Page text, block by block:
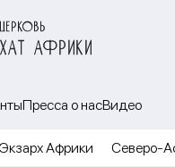
АФРИКИ
Пресса о насВидео
Африки Северо-